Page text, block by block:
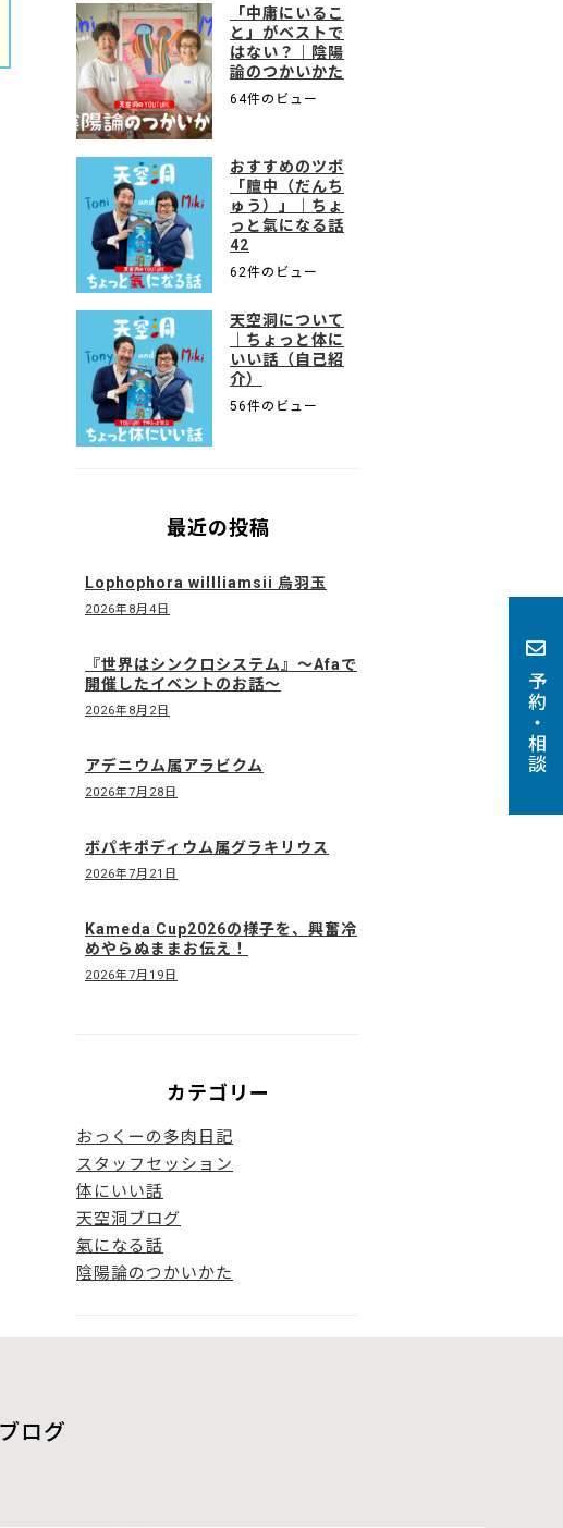
予約・相談
「中庸にいるこ
と」がベストで
はない？｜陰陽
論のつかいかた
64件のビュー
おすすめのツボ
「膻中（だんち
ゅう）」｜ちょ
っと氣になる話
42
62件のビュー
天空洞について
｜ちょっと体に
いい話（自己紹
介）
56件のビュー
最近の投稿
Lophophora willliamsii 烏羽玉
2026年8月4日
『世界はシンクロシステム』〜Afaで
開催したイベントのお話〜
2026年8月2日
アデニウム属アラビクム
2026年7月28日
ボパキポディウム属グラキリウス
2026年7月21日
Kameda Cup2026の様子を、興奮冷
めやらぬままお伝え！
2026年7月19日
カテゴリー
おっくーの多肉日記
スタッフセッション
体にいい話
天空洞ブログ
氣になる話
陰陽論のつかいかた
ログ